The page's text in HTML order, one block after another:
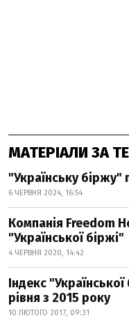
МАТЕРІАЛИ ЗА
"Українську біржу"
6 ЧЕРВНЯ 2024, 16:54
Компанія Freedom
"Української біржі"
4 ЧЕРВНЯ 2020, 14:42
Індекс
рівня з 2015 року
10 ЛЮТОГО 2017, 09:31